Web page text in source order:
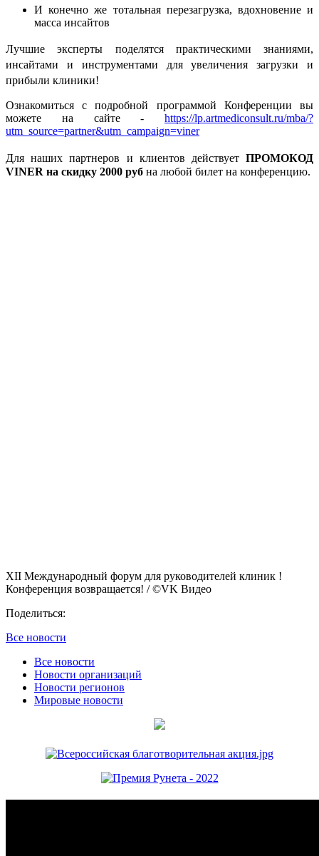
️И конечно же тотальная перезагрузка, вдохновение и
масса инсайтов
Лучшие эксперты поделятся практическими знаниями,
инсайтами и инструментами для увеличения загрузки и
прибыли клиники!
Ознакомиться с подробной программой Конференции вы
можете на сайте - https://lp.artmediconsult.ru/mba/?
utm_source=partner&utm_campaign=viner
Для наших партнеров и клиентов действует ПРОМОКОД
VINER на скидку 2000 руб на любой билет на конференцию.
XII Международный форум для руководителей клиник !
Конференция возвращается! / ©VK Видео
Поделиться:
Все новости
Все новости
Новости организаций
Новости регионов
Мировые новости